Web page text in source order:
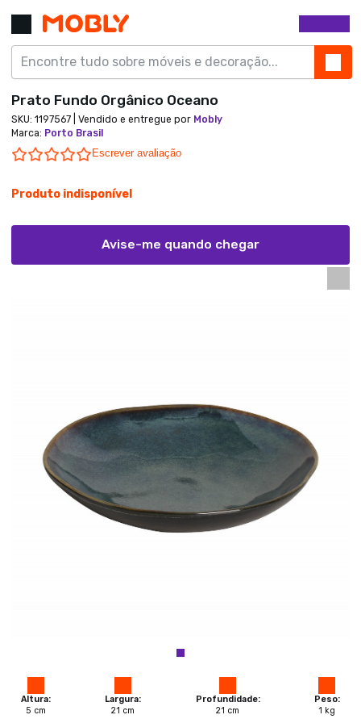
Altura:
5 cm
Largura:
21 cm
Profundidade:
21 cm
Peso:
1 kg
Prato Fundo Orgânico Oceano
SKU: 1197567 | Vendido e entregue por Mobly
Marca: Porto Brasil
0.0 star rating
Escrever avaliação
Produto indisponível
Avise-me quando chegar